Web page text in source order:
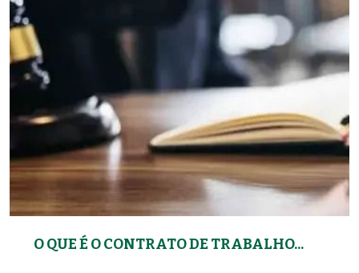
O QUE É O CONTRATO DE TRABALHO...